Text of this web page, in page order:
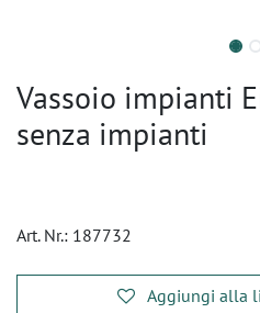
Vassoio impianti
senza impianti
Art. Nr.: 187732
Aggiungi alla